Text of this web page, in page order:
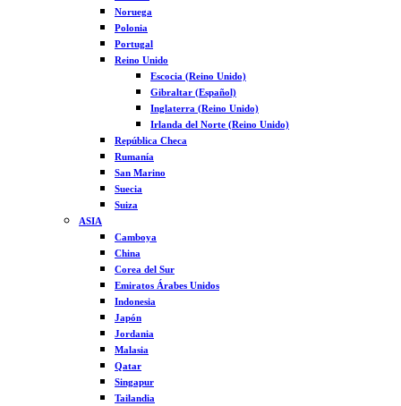
Noruega
Polonia
Portugal
Reino Unido
Escocia (Reino Unido)
Gibraltar (Español)
Inglaterra (Reino Unido)
Irlanda del Norte (Reino Unido)
República Checa
Rumanía
San Marino
Suecia
Suiza
ASIA
Camboya
China
Corea del Sur
Emiratos Árabes Unidos
Indonesia
Japón
Jordania
Malasia
Qatar
Singapur
Tailandia